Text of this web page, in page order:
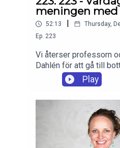
meningen
52:13 Thursday,
Ep. 223
Vi återser professorn
Dahlén för att gå till
lycklig i vardagen,
familjelogistik? Och
det gäller meningen
mycket annat i årets
Play